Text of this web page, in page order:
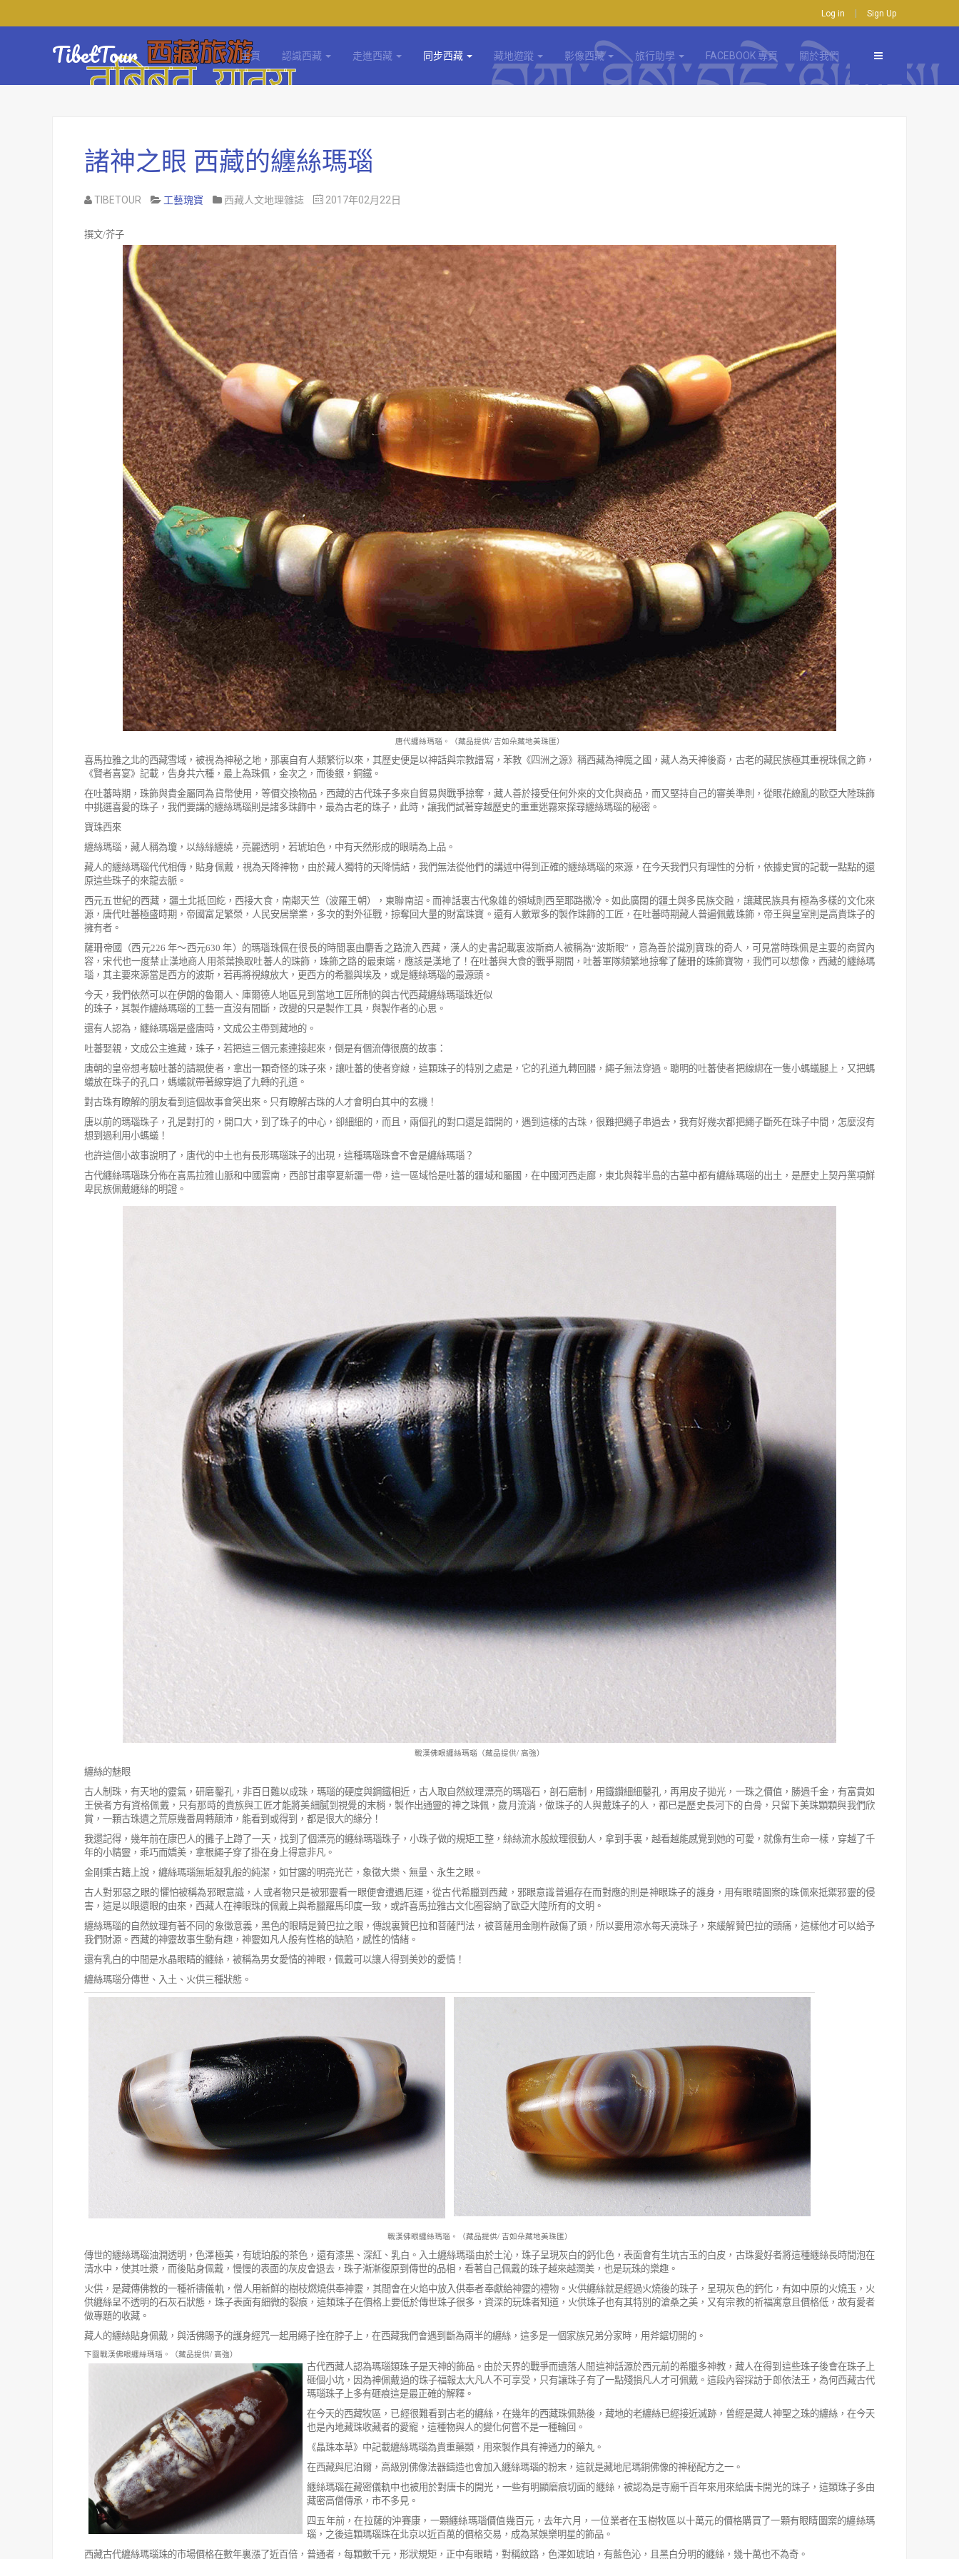
Log in Sign Up
TibetTour 主頁 認識西藏 走進西藏 同步西藏 藏地遊蹤 影像西藏 旅行助學 FACEBOOK 專頁 關於我們
諸神之眼 西藏的纏絲瑪瑙
TIBETOUR 工藝瑰寶 西藏人文地理雜誌 2017年02月22日
撰文/芥子
唐代纏絲瑪瑙。（藏品提供/ 吉如朵藏地美珠匯）
喜馬拉雅之北的西藏雪域，被視為神秘之地，那裏自有人類繁衍以來，其歷史便是以神話與宗教譜寫，苯教《四洲之源》 稱西藏為神魔之國，藏人為天神後裔，古老的藏民族極其重視珠佩之飾，
《賢者喜宴》記載，告身共六種，最上為珠佩，金次之，而後銀，銅鐵。
在吐蕃時期，珠飾與貴金屬同為貨幣使用，等價交換物品，西藏的古代珠子多來自貿易與戰爭掠奪，藏人善於接受任何外來的文化與商品，而又堅持自己的審美準則，從眼花繚亂的歐亞大陸珠飾
中挑選喜愛的珠子，我們要講的纏絲瑪瑙則是諸多珠飾中，最為古老的珠子，此時，讓我們試著穿越歷史的重重迷霧來探尋纏絲瑪瑙的秘密。
寶珠西來
纏絲瑪瑙，藏人稱為瓊，以絲絲纏繞，亮麗透明，若琥珀色，中有天然形成的眼睛為上品。
藏人的纏絲瑪瑙代代相傳，貼身佩戴，視為天降神物，由於藏人獨特的天降情結，我們無法從他們的講述中得到正確的纏絲瑪瑙的來源，在今天我們只有理性的分析，依據史實的記載一點點的還
原這些珠子的來龍去脈。
西元五世紀的西藏，疆土北抵回紇，西接大食，南鄰天竺（波羅王朝），東聯南詔。而神話裏古代象雄的領域則西至耶路撒冷。如此廣闊的疆土與多民族交融，讓藏民族具有極為多樣的文化來
源，唐代吐蕃極盛時期，帝國富足繁榮，人民安居樂業，多次的對外征戰，掠奪回大量的財富珠寶。還有人數眾多的製作珠飾的工匠，在吐蕃時期藏人普遍佩戴珠飾，帝王與皇室則是高貴珠子的
擁有者。
薩珊帝國（西元226年～西元630年）的瑪瑙珠佩在很長的時間裏由麝香之路流入西藏，漢人的史書記載裏波斯商人被稱為“波斯眼” ，意為善於識別寶珠的奇人，可見當時珠佩是主要的商貿內
容，宋代也一度禁止漢地商人用茶葉換取吐蕃人的珠飾，珠飾之路的最東端，應該是漢地了！在吐蕃與大食的戰爭期間， 吐蕃軍隊頻繁地掠奪了薩珊的珠飾寶物，我們可以想像，西藏的纏絲瑪
瑙，其主要來源當是西方的波斯， 若再將視線放大，更西方的希臘與埃及，或是纏絲瑪瑙的最源頭。
今天，我們依然可以在伊朗的魯爾人、庫爾德人地區見到當地工匠所制的與古代西藏纏絲瑪瑙珠近似
的珠子，其製作纏絲瑪瑙的工藝一直沒有間斷，改變的只是製作工具，與製作者的心思。
還有人認為，纏絲瑪瑙是盛唐時，文成公主帶到藏地的。
吐蕃娶親，文成公主進藏，珠子，若把這三個元素連接起來，倒是有個流傳很廣的故事：
唐朝的皇帝想考驗吐蕃的請親使者，拿出一顆奇怪的珠子來，讓吐蕃的使者穿線，這顆珠子的特別之處是，它的孔道九轉回腸，繩子無法穿過。聰明的吐蕃使者把線綁在一隻小螞蟻腿上，又把螞
蟻放在珠子的孔口，螞蟻就帶著線穿過了九轉的孔道。
對古珠有瞭解的朋友看到這個故事會笑出來。只有瞭解古珠的人才會明白其中的玄機！
唐以前的瑪瑙珠子，孔是對打的，開口大，到了珠子的中心，卻細細的，而且，兩個孔的對口還是錯開的，遇到這樣的古珠，很難把繩子串過去，我有好幾次都把繩子斷死在珠子中間，怎麼沒有
想到過利用小螞蟻！
也許這個小故事說明了，唐代的中土也有長形瑪瑙珠子的出現，這種瑪瑙珠會不會是纏絲瑪瑙？
古代纏絲瑪瑙珠分佈在喜馬拉雅山脈和中國雲南，西部甘肅寧夏新疆一帶，這一區域恰是吐蕃的疆域和 屬國，在中國河西走廊，東北與韓半島的古墓中都有纏絲瑪瑙的出土，是歷史上契丹黨項鮮
卑民族佩戴纏絲的明證。
戰漢佛眼纏絲瑪瑙（藏品提供/ 高強）
纏絲的魅眼
古人制珠，有天地的靈氣，研磨鑿孔，非百日難以成珠，瑪瑙的硬度與鋼鐵相近，古人取自然紋理漂亮的瑪瑙石，剖石磨制，用鐵鑽細細鑿孔，再用皮子拋光，一珠之價值，勝過千金，有富貴如
王侯者方有資格佩戴，只有那時的貴族與工匠才能將美細膩到視覺的末梢，製作出通靈的神之珠佩，歲月流淌，做珠子的人與戴珠子的人，都已是歷史長河下的白骨，只留下美珠顆顆與我們欣
賞，一顆古珠遺之荒原幾番周轉顛沛，能看到或得到，都是很大的緣分！
我還記得，幾年前在康巴人的攤子上蹲了一天，找到了個漂亮的纏絲瑪瑙珠子，小珠子做的規矩工整， 絲絲流水般紋理很動人，拿到手裏，越看越能感覺到她的可愛，就像有生命一樣，穿越了千
年的小精靈， 乖巧而嬌美，拿根繩子穿了掛在身上得意非凡。
金剛乘古籍上說，纏絲瑪瑙無垢凝乳般的純潔，如甘露的明亮光芒，象徵大樂、無量、永生之眼。
古人對邪惡之眼的懼怕被稱為邪眼意識，人或者物只是被邪靈看一眼便會遭遇厄運，從古代希臘到西藏，邪眼意識普遍存在而對應的則是神眼珠子的護身，用有眼睛圖案的珠佩來抵禦邪靈的侵
害，這是以眼還眼的由來，西藏人在神眼珠的佩戴上與希臘羅馬印度一致，或許喜馬拉雅古文化圈容納了歐亞大陸所有的文明。
纏絲瑪瑙的自然紋理有著不同的象徵意義，黑色的眼睛是贊巴拉之眼，傳說裏贊巴拉和菩薩鬥法，被菩薩用金剛杵敲傷了頭，所以要用涼水每天澆珠子，來緩解贊巴拉的頭痛，這樣他才可以給予
我們財源。 西藏的神靈故事生動有趣，神靈如凡人般有性格的缺陷，感性的情緒。
還有乳白的中間是水晶眼睛的纏絲，被稱為男女愛情的神眼，佩戴可以讓人得到美妙的愛情！
纏絲瑪瑙分傳世、入土、火供三種狀態。
戰漢佛眼纏絲瑪瑙。（藏品提供/ 吉如朵藏地美珠匯）
傳世的纏絲瑪瑙油潤透明，色澤極美，有琥珀般的茶色，還有漆黑、深紅、乳白。 入土纏絲瑪瑙由於土沁，珠子呈現灰白的鈣化色，表面會有生坑古玉的白皮，古珠愛好者將這種纏絲長時間泡在
清水中，使其吐漿，而後貼身佩戴，慢慢的表面的灰皮會退去，珠子漸漸復原到傳世的品相，看著自己佩戴的珠子越來越潤美，也是玩珠的樂趣。
火供，是藏傳佛教的一種祈禱儀軌，僧人用新鮮的樹枝燃燒供奉神靈，其間會在火焰中放入供奉者奉獻給神靈的禮物。火供纏絲就是經過火燒後的珠子，呈現灰色的鈣化，有如中原的火燒玉，火
供纏絲呈不透明的石灰石狀態，珠子表面有細微的裂痕，這類珠子在價格上要低於傳世珠子很多，資深的玩珠者知道， 火供珠子也有其特別的滄桑之美，又有宗教的祈福寓意且價格低，故有愛者
做專題的收藏。
藏人的纏絲貼身佩戴，與活佛賜予的護身經咒一起用繩子拴在脖子上，在西藏我們會遇到斷為兩半的纏絲，這多是一個家族兄弟分家時，用斧鋸切開的。
下圖戰漢佛眼纏絲瑪瑙。（藏品提供/ 高強）
古代西藏人認為瑪瑙類珠子是天神的飾品。由於天界的戰爭而遺落人間這神話源於西元前的希臘多神教，藏人在得到這些珠子後會在珠子上
砸個小坑，因為神佩戴過的珠子福報太大凡人不可享受，只有讓珠子有了一點殘損凡人才可佩戴。這段內容採訪于郎依法王，為何西藏古代
瑪瑙珠子上多有砸痕這是最正確的解釋。
在今天的西藏牧區，已經很難看到古老的纏絲，在幾年的西藏珠佩熱後，藏地的老纏絲已經接近滅跡， 曾經是藏人神聖之珠的纏絲，在今天
也是內地藏珠收藏者的愛寵，這種物與人的變化何嘗不是一種輪回。
《晶珠本草》中記載纏絲瑪瑙為貴重藥類，用來製作具有神通力的藥丸。
在西藏與尼泊爾，高級別佛像法器鑄造也會加入纏絲瑪瑙的粉末，這就是藏地尼瑪銅佛像的神秘配方之一。
纏絲瑪瑙在藏密儀軌中也被用於對唐卡的開光，一些有明顯磨痕切面的纏絲，被認為是寺廟千百年來用來給唐卡開光的珠子，這類珠子多由
藏密高僧傳承，市不多見。
四五年前，在拉薩的沖賽康，一顆纏絲瑪瑙價值幾百元，去年六月，一位業者在玉樹牧區以十萬元的價格購買了一顆有眼睛圖案的纏絲瑪
瑙，之後這顆瑪瑙珠在北京以近百萬的價格交易，成為某娛樂明星的飾品。
西藏古代纏絲瑪瑙珠的市場價格在數年裏漲了近百倍，普通者，每顆數千元，形狀規矩，正中有眼睛， 對稱紋路，色澤如琥珀，有藍色沁，且黑白分明的纏絲，幾十萬也不為奇。